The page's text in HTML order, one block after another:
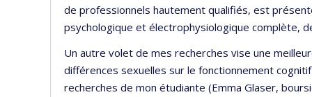
de professionnels hautement qualifiés, est
psychologique et électrophysiologique complète,
Un autre volet de mes recherches vise une
différences sexuelles sur le fonctionnement
recherches de mon étudiante (Emma Glaser,